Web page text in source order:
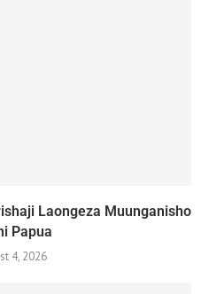
Laongeza Muunganisho
Papua
4, 2026